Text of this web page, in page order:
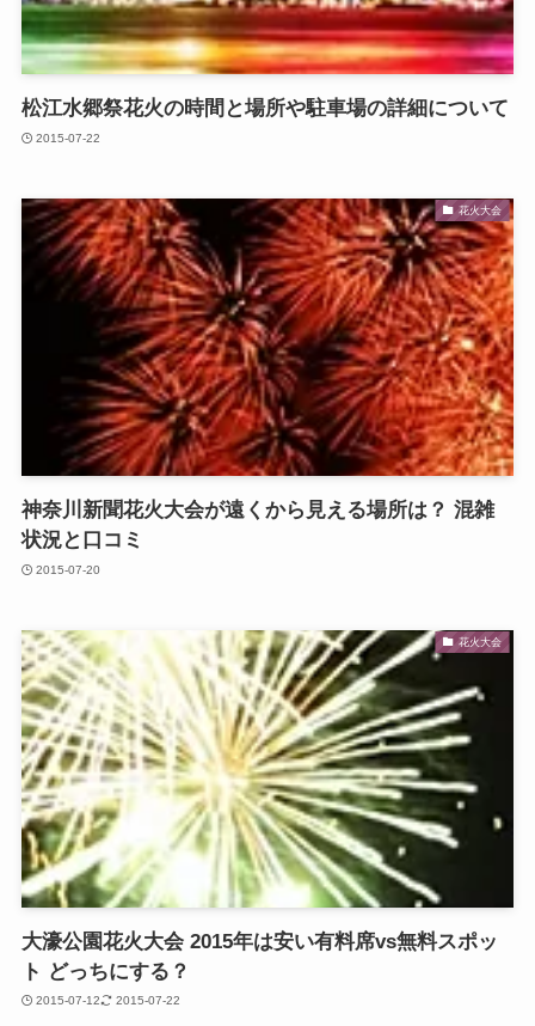
松江水郷祭花火の時間と場所や駐車場の詳細について
2015-07-22
花火大会
神奈川新聞花火大会が遠くから見える場所は？ 混雑
状況と口コミ
2015-07-20
花火大会
大濠公園花火大会 2015年は安い有料席vs無料スポッ
ト どっちにする？
2015-07-12 2015-07-22